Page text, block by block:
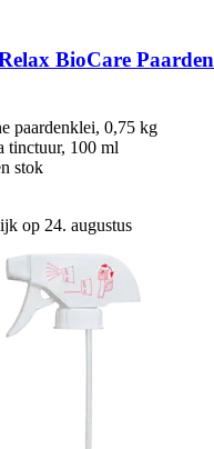
BioCare
paardenklei, 0,75 kg
tinctuur, 100 ml
stok
op 24. augustus